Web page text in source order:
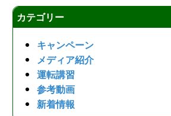
カテゴリー
キャンペーン
メディア紹介
運転講習
参考動画
新着情報